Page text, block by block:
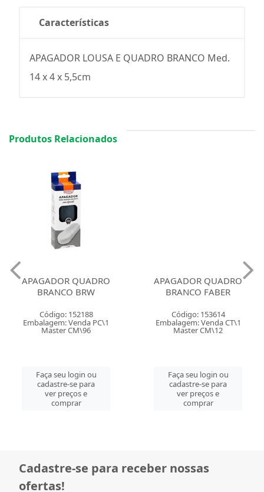
Características
APAGADOR LOUSA E QUADRO BRANCO Med.
14 x 4 x 5,5cm
Produtos Relacionados
APAGADOR QUADRO
BRANCO BRW
Código: 152188
Embalagem: Venda PC\1
Master CM\96
Faça seu login ou
cadastre-se para
ver preços e
comprar
APAGADOR QUADRO
BRANCO FABER
Código: 153614
Embalagem: Venda CT\1
Master CM\12
Faça seu login ou
cadastre-se para
ver preços e
comprar
Cadastre-se para receber nossas
ofertas!